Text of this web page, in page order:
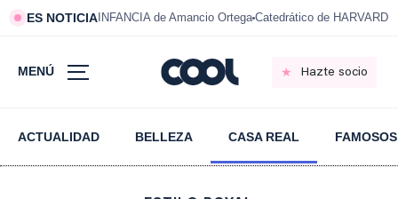
ES NOTICIA INFANCIA de Amancio Ortega Catedrático de HARVARD
MENÚ Hazte socio
ACTUALIDAD BELLEZA CASA REAL FAMOSOS